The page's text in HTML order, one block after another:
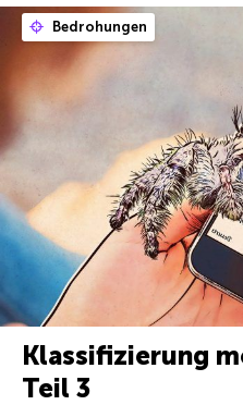
Bedrohungen
Klassifizierung
Teil 3